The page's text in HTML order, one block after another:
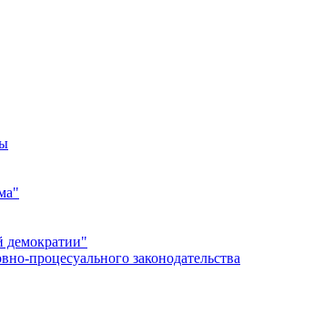
демократии"
процесуального законодательства